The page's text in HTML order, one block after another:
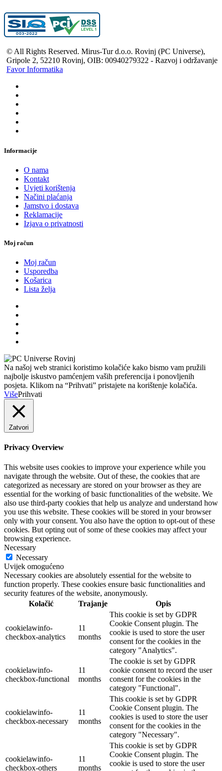
© All Rights Reserved. Mirus-Tur d.o.o. Rovinj (PC Universe),
Gripole 2, 52210 Rovinj, OIB: 00940279322 - Razvoj i održavanje
Favor Informatika
Informacije
O nama
Kontakt
Uvjeti korištenja
Načini plaćanja
Jamstvo i dostava
Reklamacije
Izjava o privatnosti
Moj račun
Moj račun
Usporedba
Košarica
Lista želja
Na našoj web stranici koristimo kolačiće kako bismo vam pružili
najbolje iskustvo pamćenjem vaših preferencija i ponovljenih
posjeta. Klikom na “Prihvati” pristajete na korištenje kolačića.
VišePrihvati
Zatvori
Privacy Overview
This website uses cookies to improve your experience while you
navigate through the website. Out of these, the cookies that are
categorized as necessary are stored on your browser as they are
essential for the working of basic functionalities of the website. We
also use third-party cookies that help us analyze and understand how
you use this website. These cookies will be stored in your browser
only with your consent. You also have the option to opt-out of these
cookies. But opting out of some of these cookies may affect your
browsing experience.
Necessary
Necessary
Uvijek omogućeno
Necessary cookies are absolutely essential for the website to
function properly. These cookies ensure basic functionalities and
security features of the website, anonymously.
Kolačić
Trajanje Opis
cookielawinfo-
checkbox-analytics
11
months
This cookie is set by GDPR
Cookie Consent plugin. The
cookie is used to store the user
consent for the cookies in the
category "Analytics".
cookielawinfo-
checkbox-functional
11
months
The cookie is set by GDPR
cookie consent to record the user
consent for the cookies in the
category "Functional".
cookielawinfo-
checkbox-necessary
11
months
This cookie is set by GDPR
Cookie Consent plugin. The
cookies is used to store the user
consent for the cookies in the
category "Necessary".
cookielawinfo-
checkbox-others
11
months
This cookie is set by GDPR
Cookie Consent plugin. The
cookie is used to store the user